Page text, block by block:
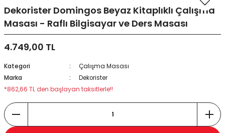
Dekorister Domingos Beyaz Kitaplıklı Çalışma
Masası - Raflı Bilgisayar ve Ders Masası
4.749,00 TL
Kategori
Çalışma Masası
Marka
Dekorister
*862,66 TL den başlayan taksitlerle!!